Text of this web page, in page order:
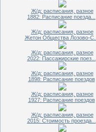
Ж/д: расписания, разное
1882: Расписание поезда...
Ж/д: расписания, разное
Жетон Общества Лозово-С...
Ж/д: расписания, разное
2022: Пассажирские поез...
Ж/д: расписания, разное
1898: Расписание поездов
Ж/д: расписания, разное
1927: Расписание поездов
Ж/д: расписания, разное
2015: Стоимость проезда...